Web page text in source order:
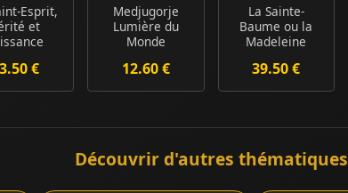
Esprit,
et
€
Medjugorje
Lumière du
Monde
12.60 €
La Sainte-
Baume ou la
Madeleine
39.50 €
Découvrir d'autres thématiques